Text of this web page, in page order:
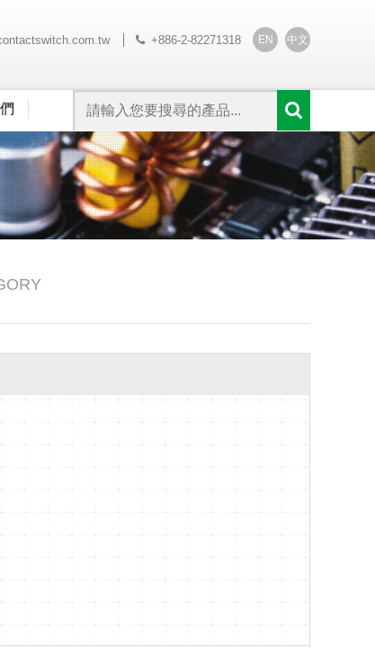
+886-2-82271318 EN 中文